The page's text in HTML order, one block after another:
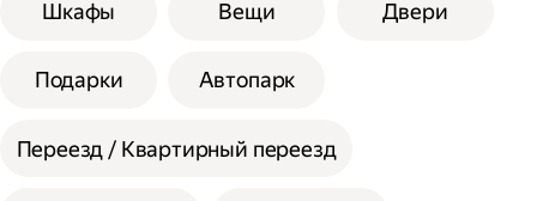
Шкафы Вещи Двери
Подарки Автопарк
Переезд / Квартирный переезд